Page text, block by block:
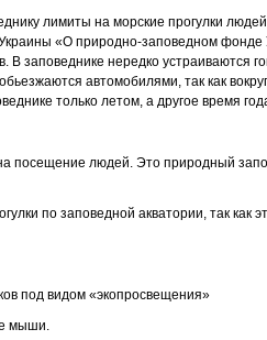
лимиты на морские прогулки
Украины «О природно-заповедном
В заповеднике нередко устраиваются
автомобилями, так как
только летом, а другое время
посещение людей. Это природный
по заповедной акватории, так как
под видом «экопросвещения»
мыши.